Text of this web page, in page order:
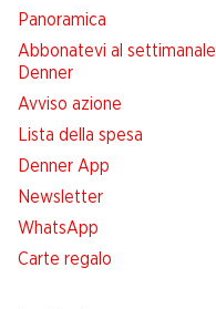
Panoramica
Abbonatevi al settimanale
Denner
Avviso azione
Lista della spesa
Denner App
Newsletter
WhatsApp
Carte regalo